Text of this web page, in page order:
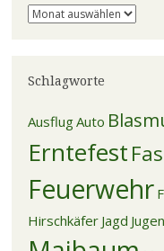
Archiv
Schlagworte
AusflugAuto
Erntefest
Feuerwehr
Hirschkäfer Jagd